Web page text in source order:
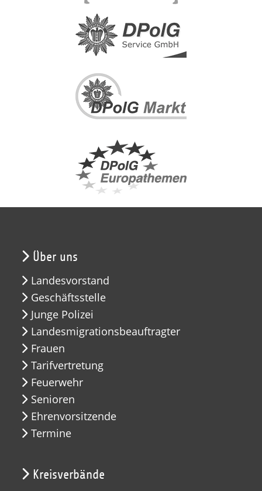
Über uns
Landesvorstand
Geschäftsstelle
Junge Polizei
Landesmigrationsbeauftragter
Frauen
Tarifvertretung
Feuerwehr
Senioren
Ehrenvorsitzende
Termine
Kreisverbände